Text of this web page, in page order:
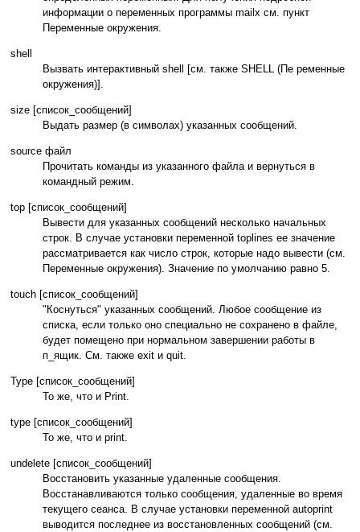
информации о переменных программы mailx см. пункт
Переменные окружения.
shell
Вызвать интерактивный shell [см. также SHELL (Пе ременные
окружения)].
size [список_сообщений]
Выдать размер (в символах) указанных сообщений.
source файл
Прочитать команды из указанного файла и вернуться в
командный режим.
top [список_сообщений]
Вывести для указанных сообщений несколько начальных
строк. В случае установки переменной toplines ее значение
рассматривается как число строк, которые надо вывести (см.
Переменные окружения). Значение по умолчанию равно 5.
touch [список_сообщений]
"Коснуться" указанных сообщений. Любое сообщение из
списка, если только оно специально не сохранено в файле,
будет помещено при нормальном завершении работы в
п_ящик. См. также exit и quit.
Type [список_сообщений]
То же, что и Print.
type [список_сообщений]
То же, что и print.
undelete [список_сообщений]
Восстановить указанные удаленные сообщения.
Восстанавливаются только сообщения, удаленные во время
текущего сеанса. В случае установки переменной autoprint
выводится последнее из восстановленных сообщений (см.